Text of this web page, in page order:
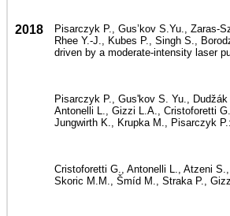
2018
Pisarczyk P., Gus’kov S.Yu., Zaras-
Rhee Y.-J., Kubes P., Singh S.,
driven by a moderate-intensity laser
Pisarczyk P., Gus'kov S. Yu.,
Antonelli L., Gizzi L.A., Cristoforetti
Jungwirth K., Krupka M., Pisarczyk
Cristoforetti G., Antonelli L., Atzeni
Skoric M.M., Šmíd M., Straka P.,